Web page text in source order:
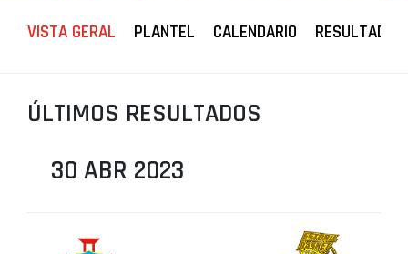
VISTA GERAL PLANTEL CALENDARIO RESULTADOS
ÚLTIMOS RESULTADOS
30 ABR 2023